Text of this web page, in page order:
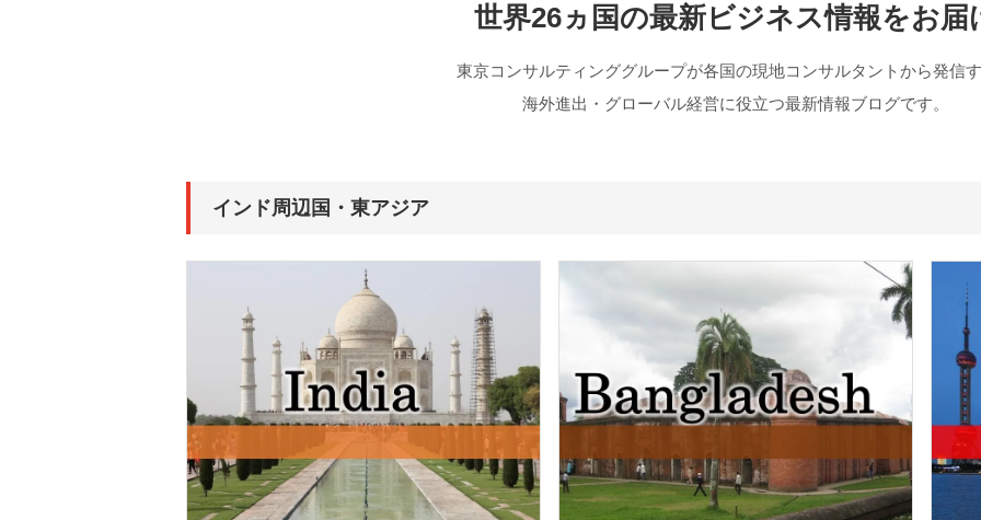
世界26ヵ国の最新ビジネス情報をお届
東京コンサルティンググループが各国の現地コンサルタントから発信
海外進出・グローバル経営に役立つ最新情報ブログです。
インド周辺国・東アジア